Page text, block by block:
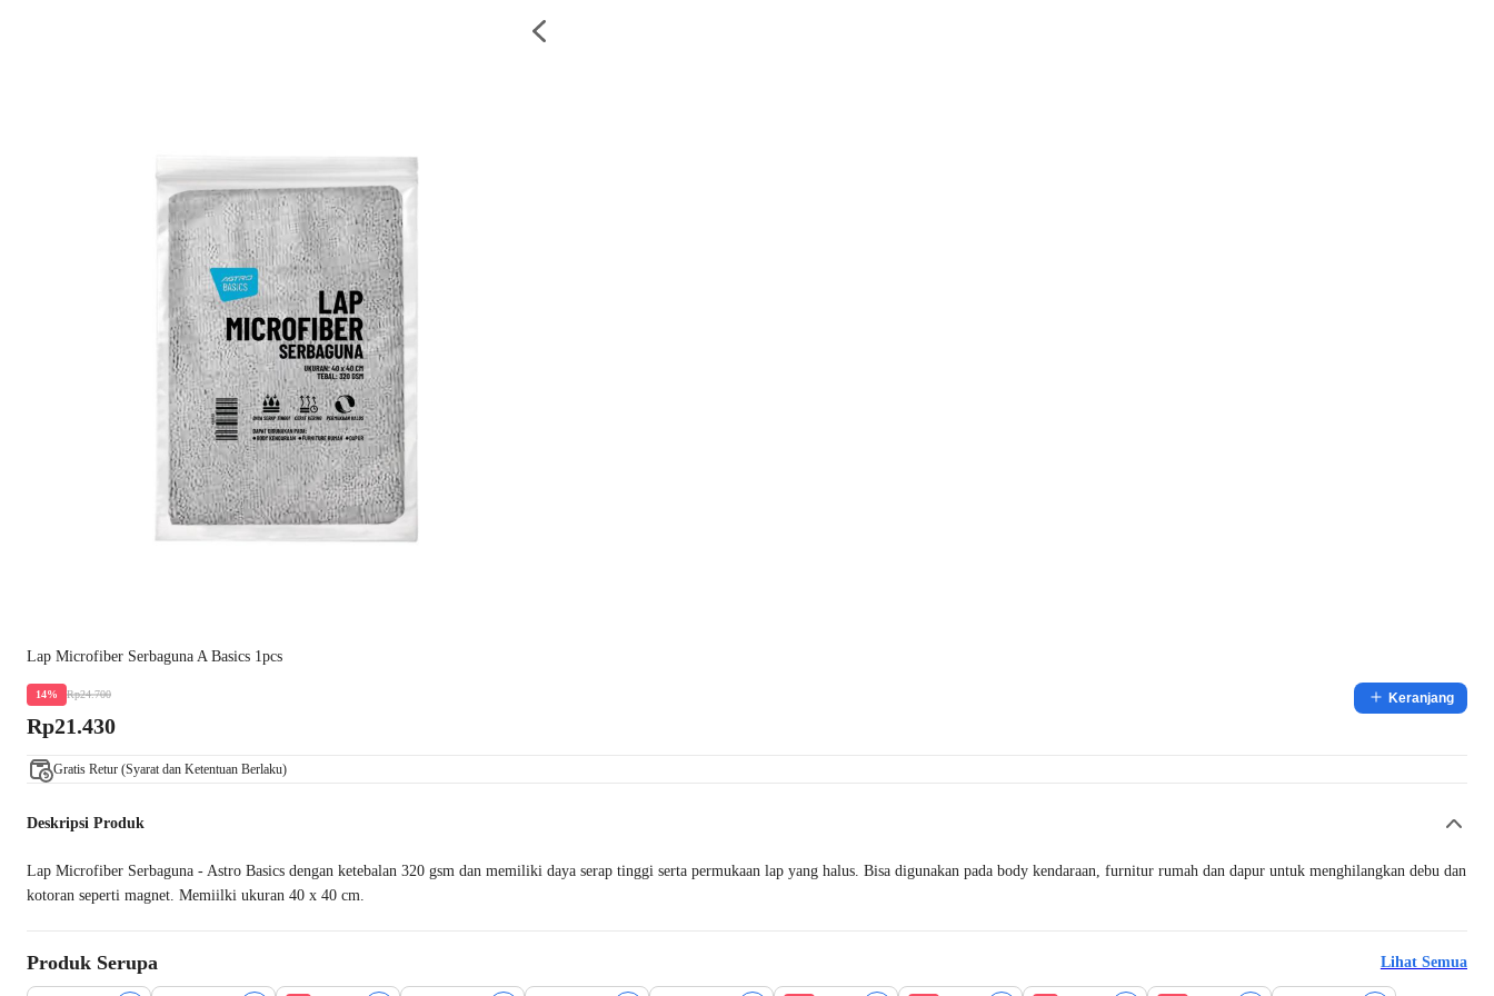
Lap Microfiber Serbaguna A Basics 1pcs
14% Rp24.700
Rp21.430
Keranjang
Gratis Retur (Syarat dan Ketentuan Berlaku)
Deskripsi Produk
Lap Microfiber Serbaguna - Astro Basics dengan ketebalan 320 gsm dan memiliki daya serap tinggi serta permukaan lap yang halus. Bisa digunakan pada body kendaraan, furnitur rumah dan dapur untuk menghilangkan debu dan
kotoran seperti magnet. Memiilki ukuran 40 x 40 cm.
Produk Serupa Lihat Semua